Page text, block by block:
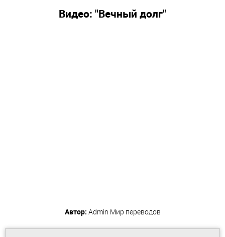
Видео: "Вечный долг"
Автор: Admin Мир переводов